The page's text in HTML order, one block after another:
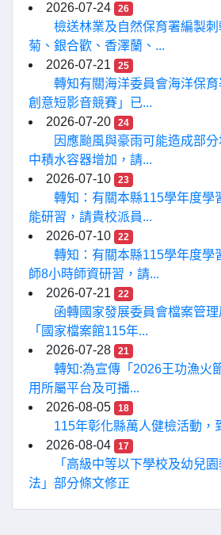
2026-07-24
26
檢送林業及自然保育署編製
菊、銀合歡、香澤蘭、...
2026-07-21
25
轉知有關海洋委員會海洋保
創意短影音競賽」已...
2026-07-20
24
因應颱風與豪雨可能造成部
中積水容器增加，請...
2026-07-10
23
轉知：有關本縣115學年度學
能研習，請貴校派員...
2026-07-10
22
轉知：有關本縣115學年度學
師8小時師資研習，請...
2026-07-21
22
函轉國家發展委員會檔案管理
「國家檔案館115年...
2026-07-28
21
轉知:為宣傳「2026王功漁火
用所屬平台及可播...
2026-08-05
18
115年彰化縣萬人健檢活動，
2026-08-04
17
「高級中等以下學校及幼兒
法」部分條文修正